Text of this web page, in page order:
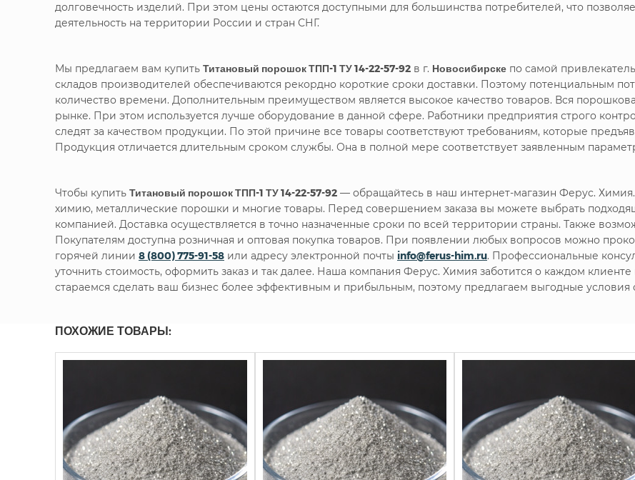
долговечность изделий. При этом цены остаются доступными для большинства потребителей, что
деятельность на территории России и стран СНГ.
Мы предлагаем вам купить Титановый порошок ТПП-1 ТУ 14-22-57-92 в г. Новосибирске по самой
складов производителей обеспечиваются рекордно короткие сроки доставки. Поэтому потенциальным
количество времени. Дополнительным преимуществом является высокое качество товаров. Вся
рынке. При этом используется лучше оборудование в данной сфере. Работники предприятия строго
следят за качеством продукции. По этой причине все товары соответствуют требованиям, которые
Продукция отличается длительным сроком службы. Она в полной мере соответствует заявленным
Чтобы купить Титановый порошок ТПП-1 ТУ 14-22-57-92 — обращайтесь в наш интернет-магазин Ферус.
химию, металлические порошки и многие товары. Перед совершением заказа вы можете выбрать
компанией. Доставка осуществляется в точно назначенные сроки по всей территории страны. Также
Покупателям доступна розничная и оптовая покупка товаров. При появлении любых вопросов можно
горячей линии 8 (800) 775-91-58 или адресу электронной почты info@ferus-him.ru. Профессиональные
уточнить стоимость, оформить заказ и так далее. Наша компания Ферус. Химия заботится о каждом
стараемся сделать ваш бизнес более эффективным и прибыльным, поэтому предлагаем выгодные условия
ПОХОЖИЕ ТОВАРЫ: